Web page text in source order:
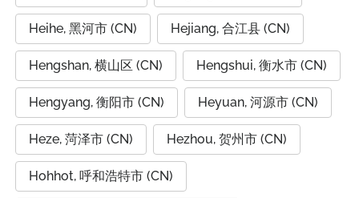
Heihe, 黑河市 (CN) Hejiang, 合江县 (CN)
Hengshan, 横山区 (CN) Hengshui, 衡水市 (CN)
Hengyang, 衡阳市 (CN) Heyuan, 河源市 (CN)
Heze, 菏泽市 (CN) Hezhou, 贺州市 (CN)
Hohhot, 呼和浩特市 (CN)